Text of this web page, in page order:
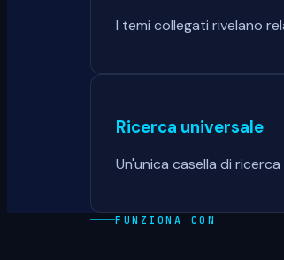
I temi collegati rivelano
Ricerca universale
Un'unica casella di
FUNZIONA CON